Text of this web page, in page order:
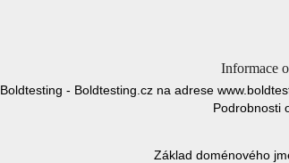
Informace
Boldtesting - Boldtesting.cz na adrese
Podrobnosti
Základ doménového